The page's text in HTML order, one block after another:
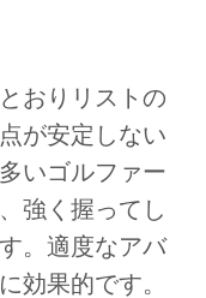
おりリストの
が安定しない
いゴルファー
強く握ってし
。適度なアバ
効果的です。